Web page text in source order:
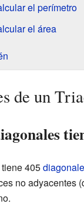
el perímetro
el área
de un
405
no adyacentes